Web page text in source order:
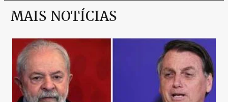
MAIS NOTÍCIAS